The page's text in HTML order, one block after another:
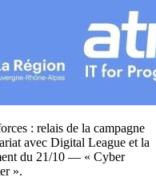
: relais de la campagne
avec Digital League et la
du 21/10 — « Cyber
».